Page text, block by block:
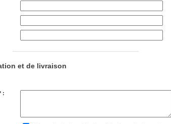
et de livraison
: